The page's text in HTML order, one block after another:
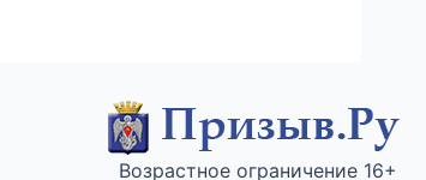
Возрастное ограничение 16+